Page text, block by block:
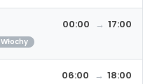
Włochy
00:00 17:00
06:00 18:00